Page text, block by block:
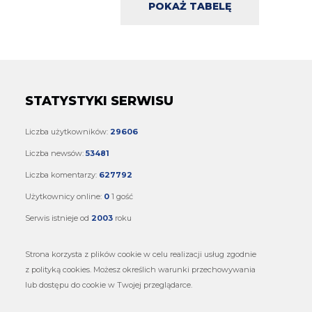
POKAŻ TABELĘ
STATYSTYKI SERWISU
Liczba użytkowników: 29606
Liczba newsów: 53481
Liczba komentarzy: 627792
Użytkownicy online: 0 1 gość
Serwis istnieje od 2003 roku
Strona korzysta z plików cookie w celu realizacji usług zgodnie
z polityką cookies. Możesz określich warunki przechowywania
lub dostępu do cookie w Twojej przeglądarce.